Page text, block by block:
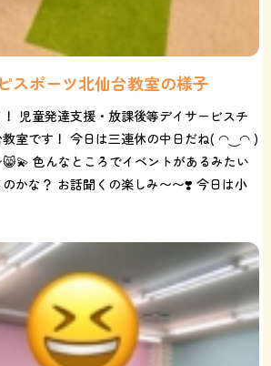
スポーツ北仙台教室の様子
児童発達支援・放課後等デイサービスチ
教室です！ 今日は三連休の中日だね( ◠‿◠ )
色んなところでイベントがあるみたい
かな？ お話聞くの楽しみ〜〜❣️ 今日は小